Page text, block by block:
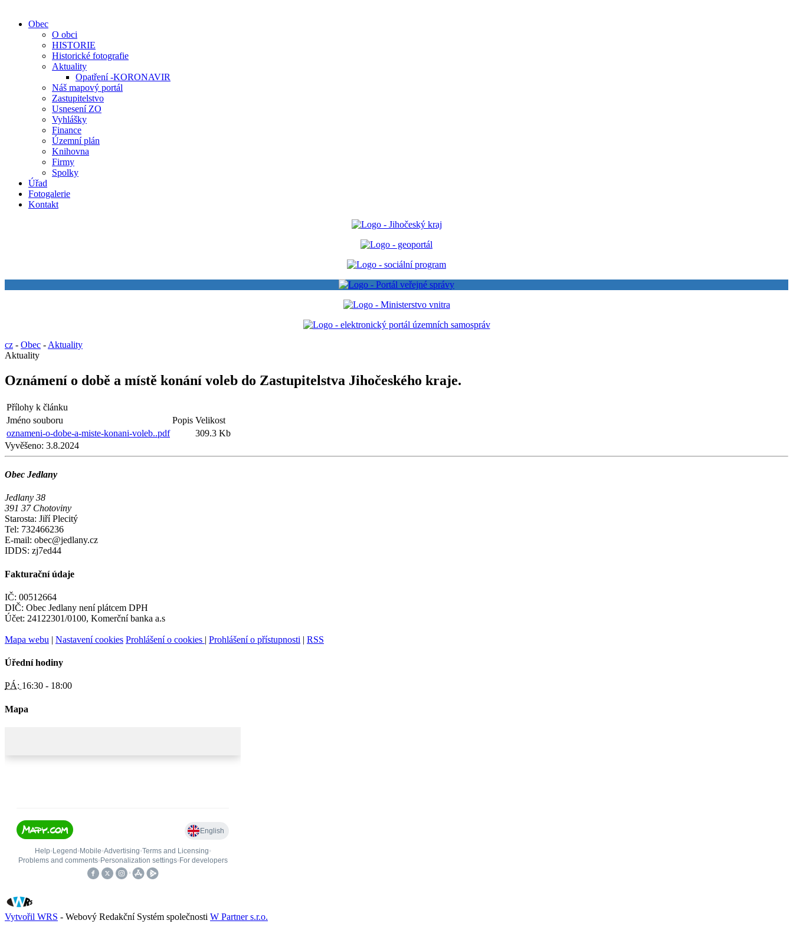
Obec
O obci
HISTORIE
Historické fotografie
Aktuality
Opatření -KORONAVIR
Náš mapový portál
Zastupitelstvo
Usnesení ZO
Vyhlášky
Finance
Územní plán
Knihovna
Firmy
Spolky
Úřad
Fotogalerie
Kontakt
cz - Obec - Aktuality
Aktuality
Oznámení o době a místě konání voleb do Zastupitelstva Jihočeského kraje.
Přílohy k článku
Jméno souboru
Popis Velikost
oznameni-o-dobe-a-miste-konani-voleb..pdf
309.3 Kb
Vyvěšeno: 3.8.2024
Obec Jedlany
Jedlany 38
391 37 Chotoviny
Starosta: Jiří Plecitý
Tel: 732466236
E-mail: obec@jedlany.cz
IDDS: zj7ed44
Fakturační údaje
IČ: 00512664
DIČ: Obec Jedlany není plátcem DPH
Účet: 24122301/0100, Komerční banka a.s
Mapa webu | Nastavení cookies Prohlášení o cookies | Prohlášení o přístupnosti | RSS
Úřední hodiny
PÁ: 16:30 - 18:00
Mapa
Vytvořil WRS - Webový Redakční Systém společnosti W Partner s.r.o.